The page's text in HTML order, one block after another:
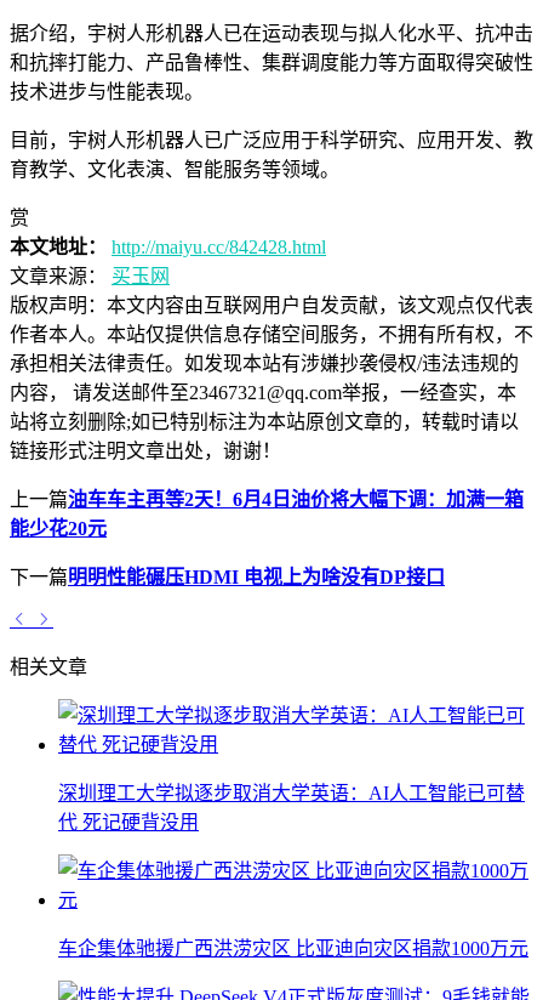
据介绍，宇树人形机器人已在运动表现与拟人化水平、抗冲击
和抗摔打能力、产品鲁棒性、集群调度能力等方面取得突破性
技术进步与性能表现。
目前，宇树人形机器人已广泛应用于科学研究、应用开发、教
育教学、文化表演、智能服务等领域。
赏
本文地址：
http://maiyu.cc/842428.html
文章来源：
买玉网
版权声明： 本文内容由互联网用户自发贡献，该文观点仅代表
作者本人。本站仅提供信息存储空间服务，不拥有所有权，不
承担相关法律责任。如发现本站有涉嫌抄袭侵权/违法违规的
内容， 请发送邮件至23467321@qq.com举报，一经查实，本
站将立刻删除;如已特别标注为本站原创文章的，转载时请以
链接形式注明文章出处，谢谢！
上一篇油车车主再等2天！6月4日油价将大幅下调：加满一箱
能少花20元
下一篇明明性能碾压HDMI 电视上为啥没有DP接口
相关文章
深圳理工大学拟逐步取消大学英语：AI人工智能已可替
代 死记硬背没用
车企集体驰援广西洪涝灾区 比亚迪向灾区捐款1000万元